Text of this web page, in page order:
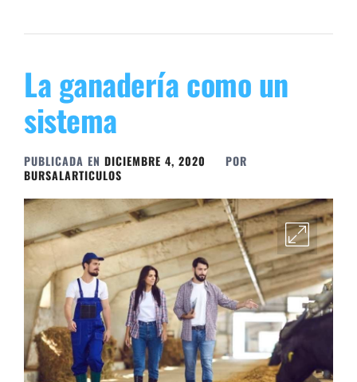
La ganadería como un
sistema
PUBLICADA EN DICIEMBRE 4, 2020
POR
BURSALARTICULOS